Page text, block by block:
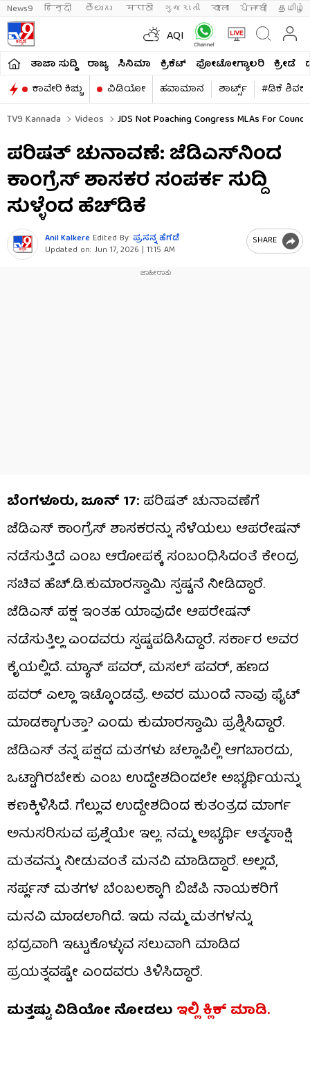
News9 हिन्दी తెలుగు मराठी ગુજરાતી বাংলা ਪੰਜਾਬੀ தமிழ்
AQI
ತಾಜಾ ಸುದ್ದಿ ರಾಜ್ಯ ಸಿನಿಮಾ ಕ್ರಿಕೆಟ್​ ಫೋಟೋಗ್ಯಾಲರಿ ಕ್ರೀಡೆ
ಕಾವೇರಿ ಕಿಚ್ಚು
ವಿಡಿಯೋ ಹವಾಮಾನ ಶಾರ್ಟ್ಸ್​
#ಡಿಕೆ
TV9 Kannada
Videos JDS Not Poaching Congress MLAs For
ಪರಿಷತ್ ಚುನಾವಣೆ: ಜೆಡಿಎಸ್​​ನಿಂದ
ಕಾಂಗ್ರೆಸ್​​ ಶಾಸಕರ ಸಂಪರ್ಕ ಸುದ್ದಿ
ಸುಳ್ಳೆಂದ ಹೆಚ್​​ಡಿಕೆ
Anil Kalkere Edited By: ಪ್ರಸನ್ನ ಹೆಗಡೆ
Updated on: Jun 17, 2026 | 11:15 AM
SHARE
ಬೆಂಗಳೂರು, ಜೂನ್​​ 17: ಪರಿಷತ್ ಚುನಾವಣೆಗೆ
ಜೆಡಿಎಸ್ ಕಾಂಗ್ರೆಸ್ ಶಾಸಕರನ್ನು ಸೆಳೆಯಲು ಆಪರೇಷನ್
ನಡೆಸುತ್ತಿದೆ ಎಂಬ ಆರೋಪಕ್ಕೆ ಸಂಬಂಧಿಸಿದಂತೆ ಕೇಂದ್ರ
ಸಚಿವ ಹೆಚ್.ಡಿ.ಕುಮಾರಸ್ವಾಮಿ ಸ್ಪಷ್ಟನೆ ನೀಡಿದ್ದಾರೆ.
ಜೆಡಿಎಸ್ ಪಕ್ಷ ಇಂತಹ ಯಾವುದೇ ಆಪರೇಷನ್
ನಡೆಸುತ್ತಿಲ್ಲ ಎಂದವರು ಸ್ಪಷ್ಟಪಡಿಸಿದ್ದಾರೆ. ಸರ್ಕಾರ ಅವರ
ಕೈಯಲ್ಲಿದೆ. ಮ್ಯಾನ್ ಪವರ್, ಮಸಲ್ ಪವರ್, ಹಣದ
ಪವರ್ ಎಲ್ಲಾ ಇಟ್ಕೊಂಡವ್ರೆ. ಅವರ ಮುಂದೆ ನಾವು ಫೈಟ್
ಮಾಡಕ್ಕಾಗುತ್ತಾ? ಎಂದು ಕುಮಾರಸ್ವಾಮಿ ಪ್ರಶ್ನಿಸಿದ್ದಾರೆ.
ಜೆಡಿಎಸ್ ತನ್ನ ಪಕ್ಷದ ಮತಗಳು ಚಲ್ಲಾಪಿಲ್ಲಿ ಆಗಬಾರದು,
ಒಟ್ಟಾಗಿರಬೇಕು ಎಂಬ ಉದ್ದೇಶದಿಂದಲೇ ಅಭ್ಯರ್ಥಿಯನ್ನು
ಕಣಕ್ಕಿಳಿಸಿದೆ. ಗೆಲ್ಲುವ ಉದ್ದೇಶದಿಂದ ಕುತಂತ್ರದ ಮಾರ್ಗ
ಅನುಸರಿಸುವ ಪ್ರಶ್ನೆಯೇ ಇಲ್ಲ. ನಮ್ಮ ಅಭ್ಯರ್ಥಿ ಆತ್ಮಸಾಕ್ಷಿ
ಮತವನ್ನು ನೀಡುವಂತೆ ಮನವಿ ಮಾಡಿದ್ದಾರೆ. ಅಲ್ಲದೆ,
ಸರ್ಪ್ಲಸ್ ಮತಗಳ ಬೆಂಬಲಕ್ಕಾಗಿ ಬಿಜೆಪಿ ನಾಯಕರಿಗೆ
ಮನವಿ ಮಾಡಲಾಗಿದೆ. ಇದು ನಮ್ಮ ಮತಗಳನ್ನು
ಭದ್ರವಾಗಿ ಇಟ್ಟುಕೊಳ್ಳುವ ಸಲುವಾಗಿ ಮಾಡಿದ
ಪ್ರಯತ್ನವಷ್ಟೇ ಎಂದವರು ತಿಳಿಸಿದ್ದಾರೆ.
ಮತ್ತಷ್ಟು ವಿಡಿಯೋ ನೋಡಲು ಇಲ್ಲಿ ಕ್ಲಿಕ್​​ ಮಾಡಿ.